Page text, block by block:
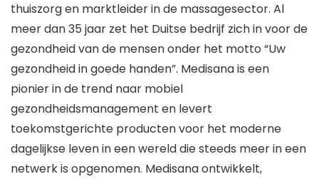
thuiszorg en marktleider in de massagesector. Al
meer dan 35 jaar zet het Duitse bedrijf zich in voor de
gezondheid van de mensen onder het motto “Uw
gezondheid in goede handen”. Medisana is een
pionier in de trend naar mobiel
gezondheidsmanagement en levert
toekomstgerichte producten voor het moderne
dagelijkse leven in een wereld die steeds meer in een
netwerk is opgenomen. Medisana ontwikkelt,